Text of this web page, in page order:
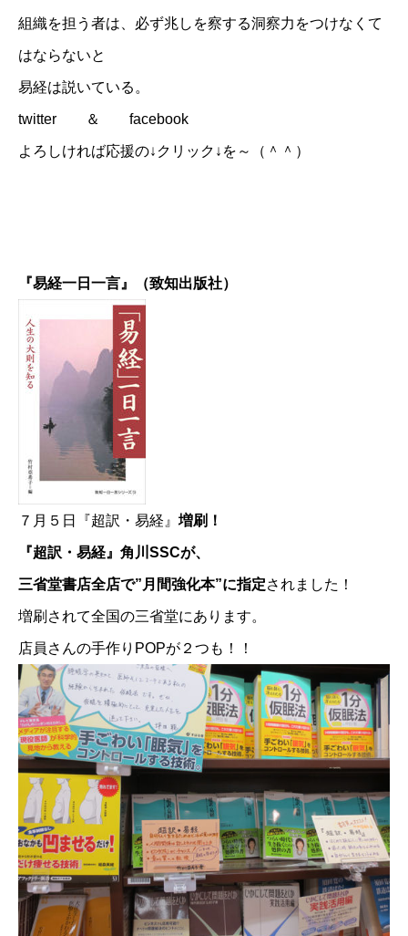
組織を担う者は、必ず兆しを察する洞察力をつけなくて
はならないと
易経は説いている。
twitter ＆ facebook
よろしければ応援の↓クリック↓を～（＾＾）
『易経一日一言』（致知出版社）
７月５日『超訳・易経』 増刷！
『超訳・易経』角川SSCが、
三省堂書店全店で”月間強化本”に指定されました！
増刷されて全国の三省堂にあります。
店員さんの手作りPOPが２つも！！